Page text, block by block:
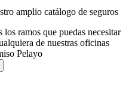
amplio catálogo de seguros
los ramos que puedas necesitar
de nuestras oficinas
Pelayo